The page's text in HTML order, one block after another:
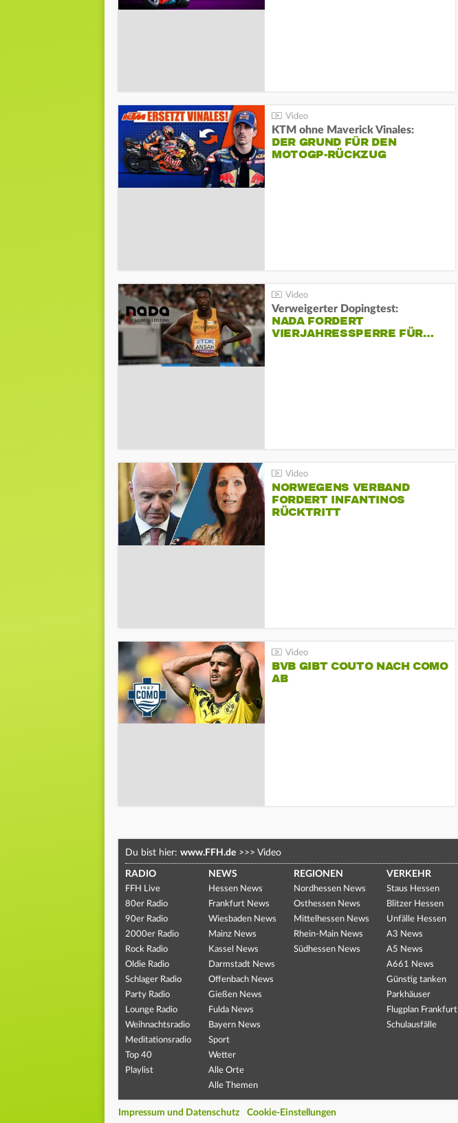
KTM ohne Maverick Vinales:
DER GRUND FÜR DEN
MOTOGP-RÜCKZUG
Verweigerter Dopingtest:
NADA FORDERT
VIERJAHRESSPERRE FÜR…
NORWEGENS VERBAND
FORDERT INFANTINOS
RÜCKTRITT
BVB GIBT COUTO NACH COMO
AB
Du bist hier: www.FFH.de >>> Video
RADIO
FFH Live
80er Radio
90er Radio
2000er Radio
Rock Radio
Oldie Radio
Schlager Radio
Party Radio
Lounge Radio
Weihnachtsradio
Meditationsradio
Top 40
Playlist
NEWS
Hessen News
Frankfurt News
Wiesbaden News
Mainz News
Kassel News
Darmstadt News
Offenbach News
Gießen News
Fulda News
Bayern News
Sport
Wetter
Alle Orte
Alle Themen
REGIONEN
Nordhessen News
Osthessen News
Mittelhessen News
Rhein-Main News
Südhessen News
VERKEHR
Staus Hessen
Blitzer Hessen
Unfälle Hessen
A3 News
A5 News
A661 News
Günstig tanken
Parkhäuser
Flugplan Frankfurt
Schulausfälle
Impressum und Datenschutz Cookie-Einstellungen